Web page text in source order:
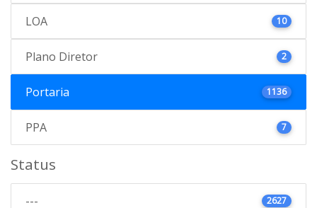
LOA 10
Plano Diretor 2
Portaria 1136
PPA 7
Status
--- 2627